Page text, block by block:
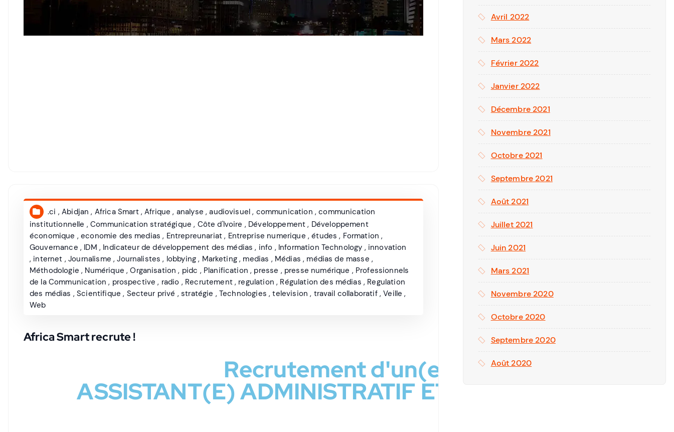
.ci ,Abidjan , Africa Smart,Afrique , analyse ,audiovisuel , communication ,communication
institutionnelle ,Communication stratégique , Côte d'Ivoire , Développement , Développement
économique ,economie des medias , Entrepreunariat , Entreprise numerique ,études , Formation ,
Gouvernance , IDM , Indicateur de développement des médias , info , Information Technology , innovation
, internet ,Journalisme ,Journalistes , lobbying , Marketing, medias , Médias , médias de masse ,
Méthodologie , Numérique ,Organisation , pidc , Planification , presse , presse numérique , Professionnels
de la Communication , prospective , radio , Recrutement, regulation , Régulation des médias , Regulation
des médias ,Scientifique , Secteur privé ,stratégie ,Technologies ,television , travail collaboratif,Veille ,
Web
Africa Smart recrute !
Recrutement d'un(e)
ASSISTANT(E) ADMINISTRATIF ET COMPTABLE
Avril 2022
Mars 2022
Février 2022
Janvier 2022
Décembre 2021
Novembre 2021
Octobre 2021
Septembre 2021
Août 2021
Juillet 2021
Juin 2021
Mars 2021
Novembre 2020
Octobre 2020
Septembre 2020
Août 2020